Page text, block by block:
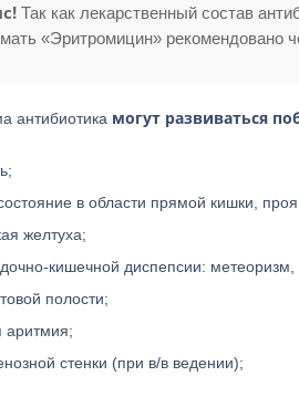
Так как лекарственный состав
«Эритромицин» рекомендовано
антибиотика могут развиваться
в области прямой кишки,
желтуха;
кишечной диспепсии: метеоризм,
полости;
аритмия;
стенки (при в/в ведении);